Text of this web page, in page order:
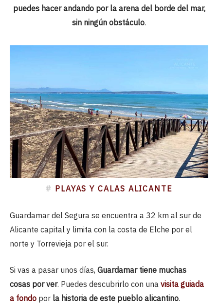
puedes hacer andando por la arena del borde del mar,
sin ningún obstáculo.
# PLAYAS Y CALAS ALICANTE
Guardamar del Segura se encuentra a 32 km al sur de
Alicante capital y limita con la costa de Elche por el
norte y Torrevieja por el sur.
Si vas a pasar unos días, Guardamar tiene muchas
cosas por ver. Puedes descubrirlo con una visita guiada
a fondo por la historia de este pueblo alicantino.